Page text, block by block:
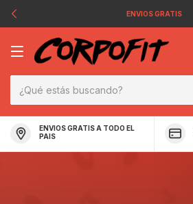
ENVIOS GRATIS
ENVIOS GRATIS A TODO EL
PAIS